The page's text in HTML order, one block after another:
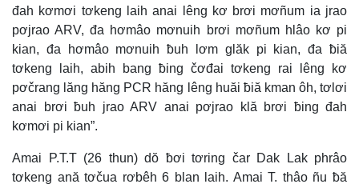
đah kơmơi tơkeng laih anai lêng kơ brơi mơñum ia jrao
pơjrao ARV, đa hơmâo mơnuih brơi mơñum hlâo kơ pi
kian, đa hơmâo mơnuih ƀuh lơm glăk pi kian, đa ƀiă
tơkeng laih, abih bang ƀing čơđai tơkeng rai lêng kơ
pơčrang lăng hăng PCR hăng lêng huăi ƀiă kman ôh, tơlơi
anai brơi ƀuh jrao ARV anai pơjrao klă brơi ƀing đah
kơmơi pi kian”.
Amai P.T.T (26 thun) dŏ ƀơi tơring čar Dak Lak phrâo
tơkeng ană tơčua rơbêh 6 blan laih. Amai T. thâo ñu ƀă